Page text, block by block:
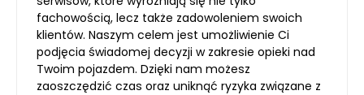
fachowością, lecz także zadowoleniem swoich
klientów. Naszym celem jest umożliwienie Ci
podjęcia świadomej decyzji w zakresie opieki nad
Twoim pojazdem. Dzięki nam możesz
zaoszczędzić czas oraz uniknąć ryzyka związane z